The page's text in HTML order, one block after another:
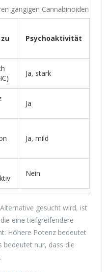
gängigen Cannabinoiden
Psychoaktivität
Ja, stark
Ja
Ja, mild
Nein
gesucht wird, ist
eine tiefgreifendere
Höhere Potenz bedeutet
bedeutet nur, dass die